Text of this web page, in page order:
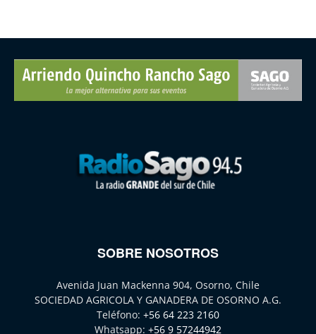
SOBRE NOSOTROS
Avenida Juan Mackenna 904, Osorno, Chile
SOCIEDAD AGRICOLA Y GANADERA DE OSORNO A.G.
Teléfono: +56 64 223 2160
Whatsapp: +56 9 57244942